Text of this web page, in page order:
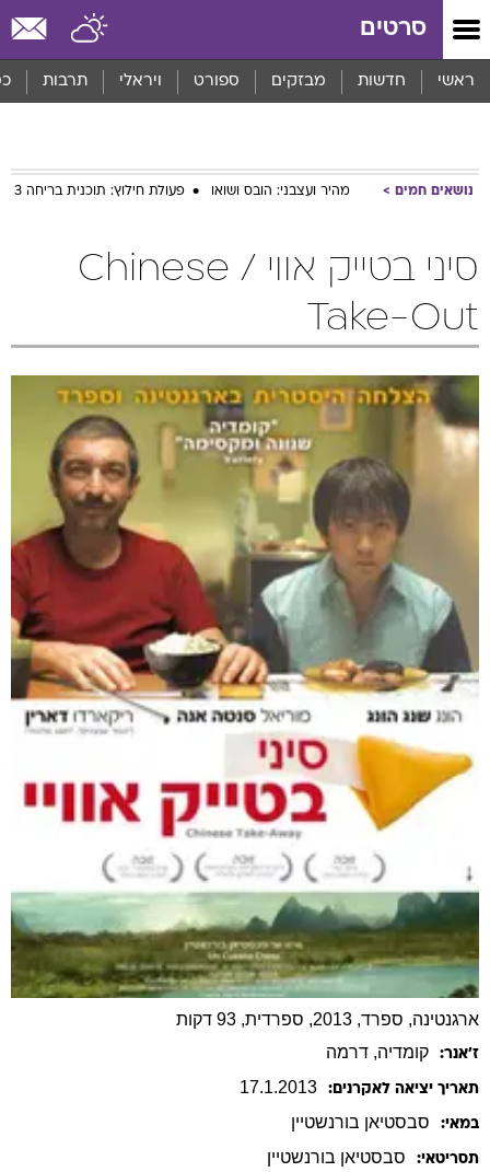
סרטים
ראשי חדשות מבזקים ספורט ויראלי תרבות
נושאים חמים מהיר ועצבני: הובס ושואו פעולת חילוץ: תוכנית בריחה 3
סיני בטייק אווי / Chinese
Take-Out
ארגנטינה, ספרד, 2013, ספרדית, 93 דקות
ז׳אנר: קומדיה, דרמה
תאריך יציאה לאקרנים: 17.1.2013
במאי: סבסטיאן בורנשטיין
תסריטאי: סבסטיאן בורנשטיין